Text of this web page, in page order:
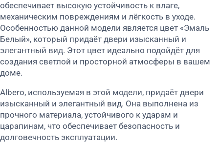
обеспечивает высокую устойчивость к влаге,
механическим повреждениям и лёгкость в уходе.
Особенностью данной модели является цвет «Эмаль
Белый», который придаёт двери изысканный и
элегантный вид. Этот цвет идеально подойдёт для
создания светлой и просторной атмосферы в вашем
доме.
Albero, используемая в этой модели, придаёт двери
изысканный и элегантный вид. Она выполнена из
прочного материала, устойчивого к ударам и
царапинам, что обеспечивает безопасность и
долговечность эксплуатации.